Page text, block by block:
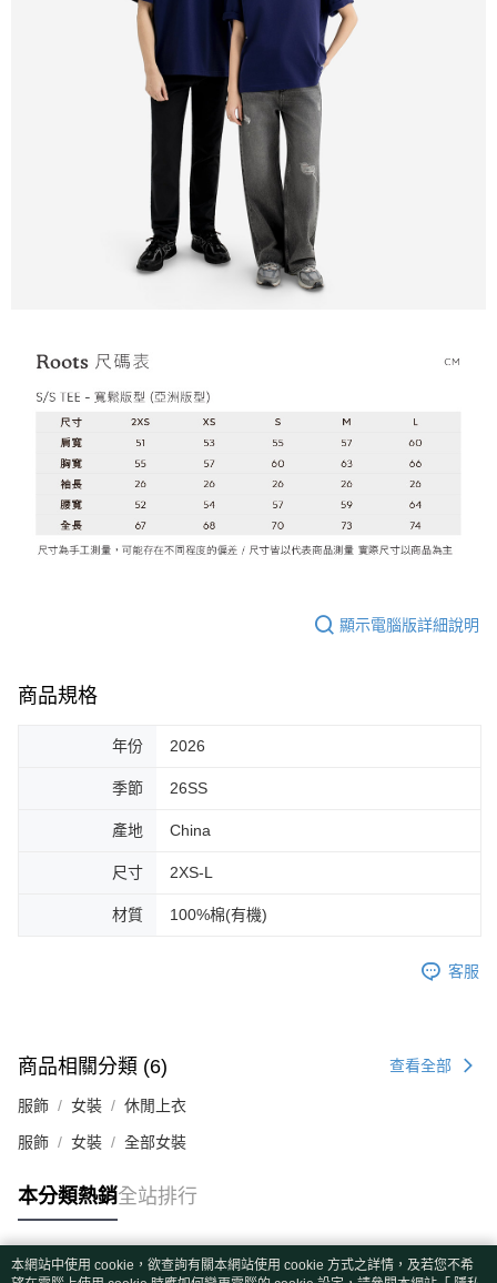
顯示電腦版詳細說明
商品規格
年份 2026
季節 26SS
產地 China
尺寸 2XS-L
材質 100%棉(有機)
客服
商品相關分類 (6) 查看全部
服飾 女裝 休閒上衣
服飾 女裝 全部女裝
本分類熱銷全站排行
本網站中使用 cookie，欲查詢有關本網站使用 cookie 方式之詳情，及若您不希